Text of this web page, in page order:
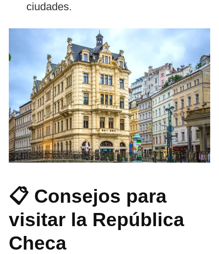
ciudades.
📋 Consejos para
visitar la República
Checa